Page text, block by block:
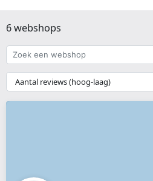
6 webshops
Zoek
een
webshop
{{
__('Sort')
}}